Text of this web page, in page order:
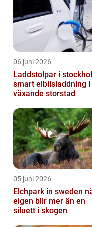
06 juni 2026
Laddstolpar i
smart elbilsladdning i
växande storstad
05 juni 2026
Elchpark in sweden när
elgen blir mer än en
siluett i skogen